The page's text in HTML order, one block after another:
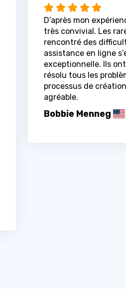
D’après mon
très convivial. Les
rencontré des
assistance en ligne
exceptionnelle. Ils
résolu tous les
processus de
agréable.
Bobbie Menneg